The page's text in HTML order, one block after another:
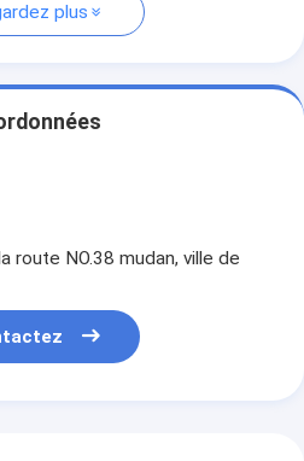
plus
route NO.38 mudan, ville de